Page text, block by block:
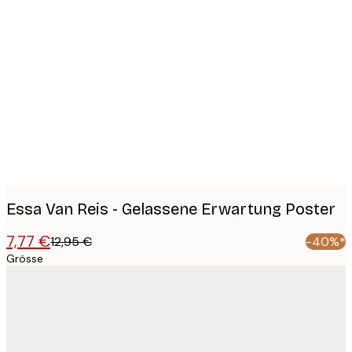
Essa Van Reis - Gelassene Erwartung Poster
7,77 €12,95 € -40%*
Grösse